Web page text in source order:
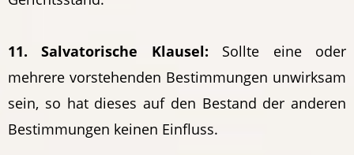
11. Salvatorische Klausel: Sollte eine oder
mehrere vorstehenden Bestimmungen unwirksam
sein, so hat dieses auf den Bestand der anderen
Bestimmungen keinen Einfluss.